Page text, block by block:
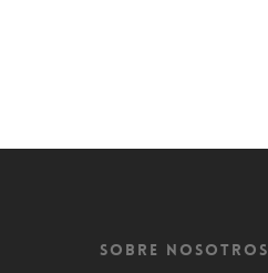
Sobre Nosotros